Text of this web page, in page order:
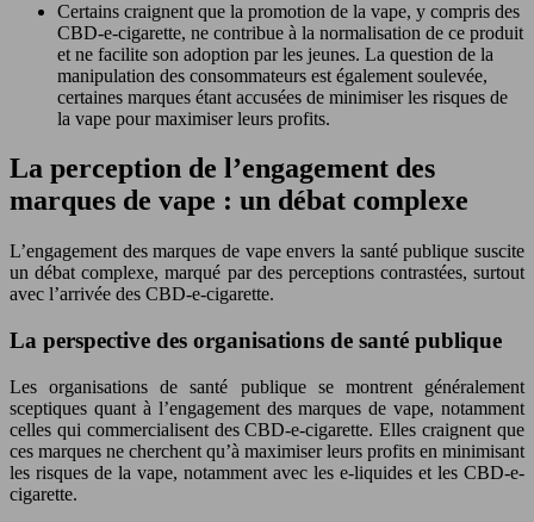
Certains craignent que la promotion de la vape, y compris des
CBD-e-cigarette, ne contribue à la normalisation de ce produit
et ne facilite son adoption par les jeunes. La question de la
manipulation des consommateurs est également soulevée,
certaines marques étant accusées de minimiser les risques de
la vape pour maximiser leurs profits.
La perception de l’engagement des
marques de vape : un débat complexe
L’engagement des marques de vape envers la santé publique suscite
un débat complexe, marqué par des perceptions contrastées, surtout
avec l’arrivée des CBD-e-cigarette.
La perspective des organisations de santé publique
Les organisations de santé publique se montrent généralement
sceptiques quant à l’engagement des marques de vape, notamment
celles qui commercialisent des CBD-e-cigarette. Elles craignent que
ces marques ne cherchent qu’à maximiser leurs profits en minimisant
les risques de la vape, notamment avec les e-liquides et les CBD-e-
cigarette.